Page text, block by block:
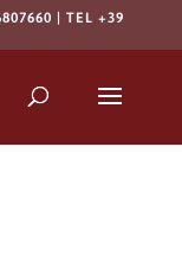
| TEL +39